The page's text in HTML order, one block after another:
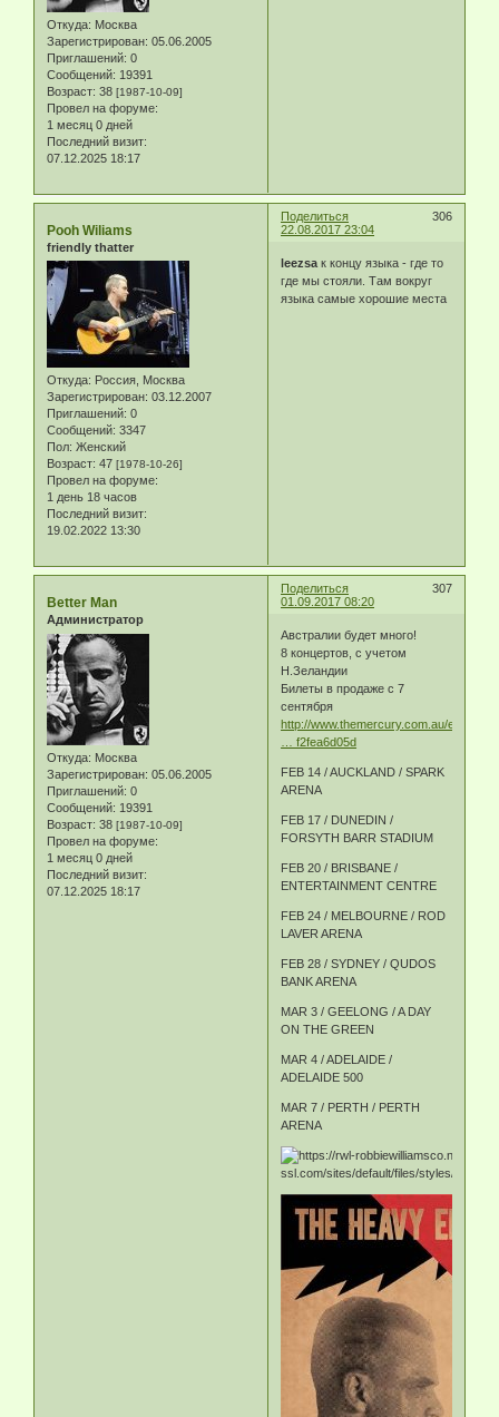
Откуда: Москва
Зарегистрирован: 05.06.2005
Приглашений: 0
Сообщений: 19391
Возраст: 38 [1987-10-09]
Провел на форуме:
1 месяц 0 дней
Последний визит:
07.12.2025 18:17
Поделиться
306
22.08.2017 23:04
Pooh Wiliams
friendly thatter
Откуда: Россия, Москва
Зарегистрирован: 03.12.2007
Приглашений: 0
Сообщений: 3347
Пол: Женский
Возраст: 47 [1978-10-26]
Провел на форуме:
1 день 18 часов
Последний визит:
19.02.2022 13:30
leezsa к концу языка - где то
где мы стояли. Там вокруг
языка самые хорошие места
Поделиться
307
01.09.2017 08:20
Better Man
Администратор
Откуда: Москва
Зарегистрирован: 05.06.2005
Приглашений: 0
Сообщений: 19391
Возраст: 38 [1987-10-09]
Провел на форуме:
1 месяц 0 дней
Последний визит:
07.12.2025 18:17
Австралии будет много!
8 концертов, с учетом
Н.Зеландии
Билеты в продаже с 7
сентября
http://www.themercury.com.au/
… f2fea6d05d
FEB 14 / AUCKLAND / SPARK
ARENA
FEB 17 / DUNEDIN /
FORSYTH BARR STADIUM
FEB 20 / BRISBANE /
ENTERTAINMENT CENTRE
FEB 24 / MELBOURNE / ROD
LAVER ARENA
FEB 28 / SYDNEY / QUDOS
BANK ARENA
MAR 3 / GEELONG / A DAY
ON THE GREEN
MAR 4 / ADELAIDE /
ADELAIDE 500
MAR 7 / PERTH / PERTH
ARENA